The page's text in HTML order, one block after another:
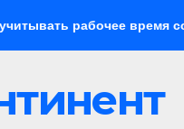
время сотрудников: